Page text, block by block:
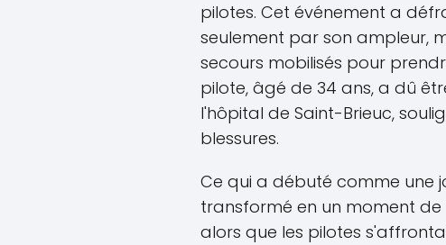
pilotes. Cet événement a
seulement par son ampleur,
secours mobilisés pour
pilote, âgé de 34 ans, a dû
l'hôpital de Saint-Brieuc,
blessures.
Ce qui a débuté comme une
transformé en un moment
alors que les pilotes